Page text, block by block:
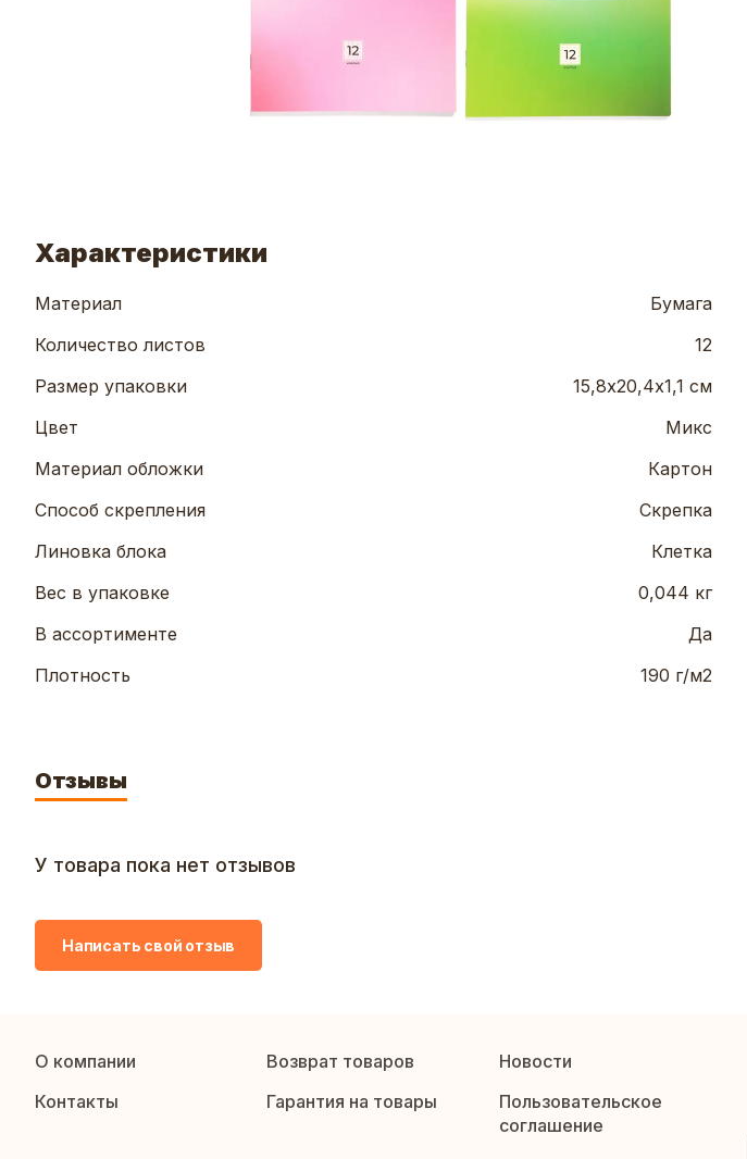
Характеристики
Материал
Бумага
Количество листов
12
Размер упаковки
15,8х20,4х1,1 см
Цвет
Микс
Материал обложки
Картон
Способ скрепления
Скрепка
Линовка блока
Клетка
Вес в упаковке
0,044 кг
В ассортименте
Да
Плотность
190 г/м2
Отзывы
У товара пока нет отзывов
Написать свой отзыв
О компании Возврат товаров
Новости
Контакты
Гарантия на товары
Пользовательское
соглашение